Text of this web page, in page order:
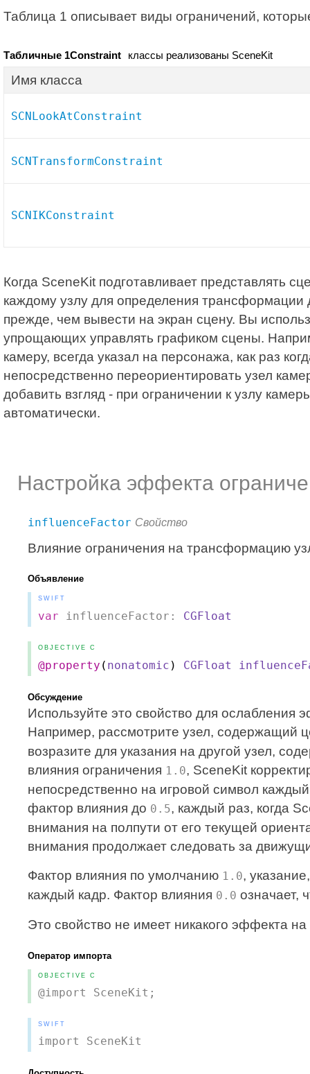
Таблица 1 описывает виды ограничений,
Табличные 1Constraint классы реализованы SceneKit
Имя класса
SCNLookAtConstraint
SCNTransformConstraint
SCNIKConstraint
Когда SceneKit подготавливает представлять
каждому узлу для определения
прежде, чем вывести на экран сцену. Вы
упрощающих управлять графиком сцены.
камеру, всегда указал на персонажа, как раз
непосредственно переориентировать узел
добавить взгляд - при ограничении к узлу
автоматически.
Настройка эффекта
influenceFactor Свойство
Влияние ограничения на трансформацию
Объявление
SWIFT
var influenceFactor: CGFloat
OBJECTIVE C
@property ( nonatomic ) CGFloat
Обсуждение
Используйте это свойство для ослабления
Например, рассмотрите узел, содержащий
возразите для указания на другой узел,
влияния ограничения 1.0, SceneKit
непосредственно на игровой символ
фактор влияния до 0.5, каждый раз, когда
внимания на полпути от его текущей
внимания продолжает следовать за
Фактор влияния по умолчанию 1.0,
каждый кадр. Фактор влияния 0.0 означает,
Это свойство не имеет никакого эффекта на
Оператор импорта
OBJECTIVE C
@import SceneKit;
SWIFT
import SceneKit